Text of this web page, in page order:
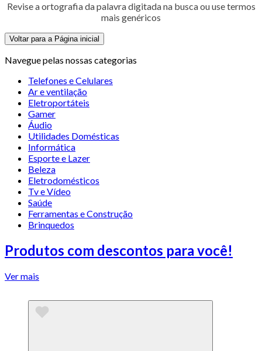
Revise a ortografia da palavra digitada na busca ou use termos
mais genéricos
Voltar para a Página inicial
Navegue pelas nossas categorias
Telefones e Celulares
Ar e ventilação
Eletroportáteis
Gamer
Áudio
Utilidades Domésticas
Informática
Esporte e Lazer
Beleza
Eletrodomésticos
Tv e Vídeo
Saúde
Ferramentas e Construção
Brinquedos
Produtos com descontos para você!
Ver mais